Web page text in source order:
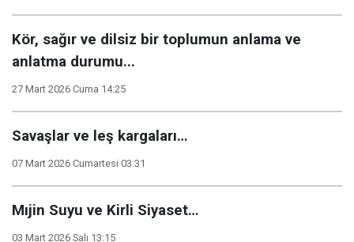
Kör, sağır ve dilsiz bir toplumun anlama ve
anlatma durumu...
27 Mart 2026 Cuma 14:25
Savaşlar ve leş kargaları…
07 Mart 2026 Cumartesi 03:31
Mıjin Suyu ve Kirli Siyaset…
03 Mart 2026 Salı 13:15